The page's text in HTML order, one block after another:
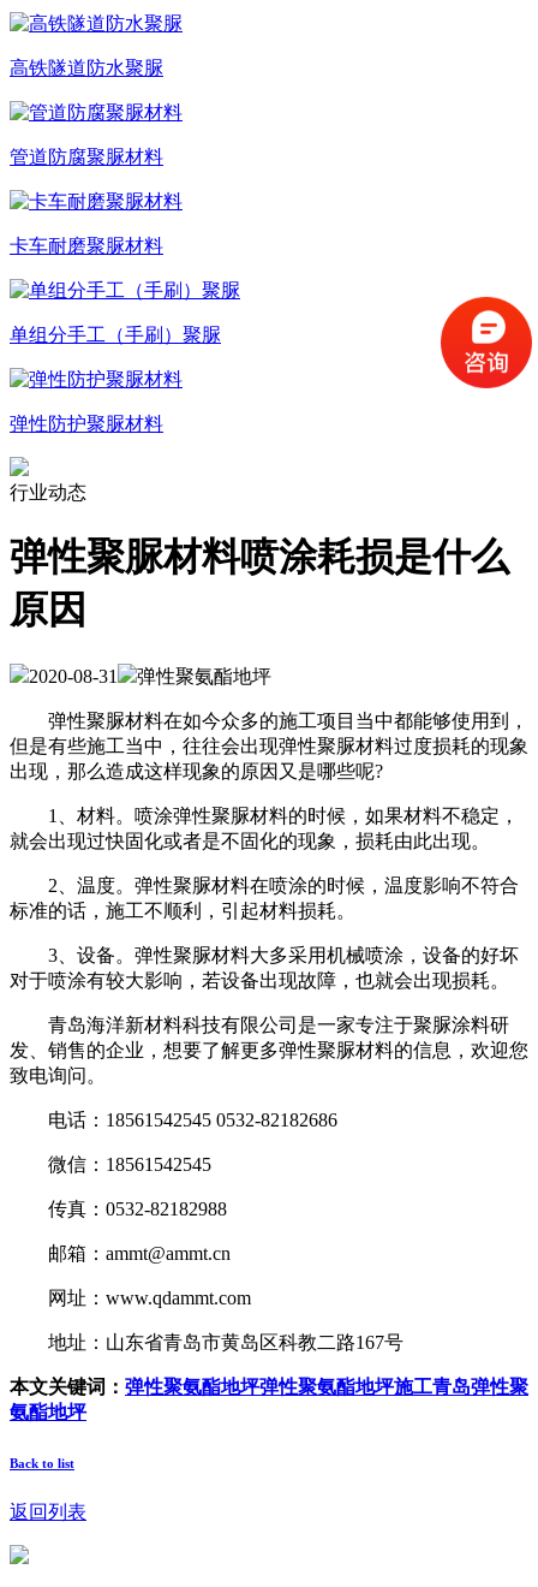
高铁隧道防水聚脲
管道防腐聚脲材料
卡车耐磨聚脲材料
单组分手工（手刷）聚脲
弹性防护聚脲材料
行业动态
弹性聚脲材料喷涂耗损是什么
原因
2020-08-31 弹性聚氨酯地坪
弹性聚脲材料在如今众多的施工项目当中都能够使用到，
但是有些施工当中，往往会出现弹性聚脲材料过度损耗的现象
出现，那么造成这样现象的原因又是哪些呢?
1、材料。喷涂弹性聚脲材料的时候，如果材料不稳定，
就会出现过快固化或者是不固化的现象，损耗由此出现。
2、温度。弹性聚脲材料在喷涂的时候，温度影响不符合
标准的话，施工不顺利，引起材料损耗。
3、设备。弹性聚脲材料大多采用机械喷涂，设备的好坏
对于喷涂有较大影响，若设备出现故障，也就会出现损耗。
青岛海洋新材料科技有限公司是一家专注于聚脲涂料研
发、销售的企业，想要了解更多弹性聚脲材料的信息，欢迎您
致电询问。
电话：18561542545 0532-82182686
微信：18561542545
传真：0532-82182988
邮箱：ammt@ammt.cn
网址：www.qdammt.com
地址：山东省青岛市黄岛区科教二路167号
本文关键词： 弹性聚氨酯地坪弹性聚氨酯地坪施工青岛弹性聚
氨酯地坪
Back to list
返回列表